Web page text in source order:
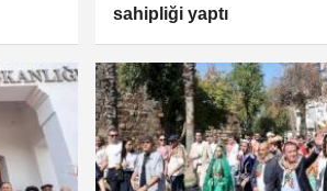
sahipliği yaptı